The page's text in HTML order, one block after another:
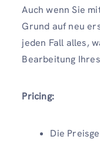
Auch wenn Sie
Grund auf neu
jeden Fall alles,
Bearbeitung
Pricing:
Die